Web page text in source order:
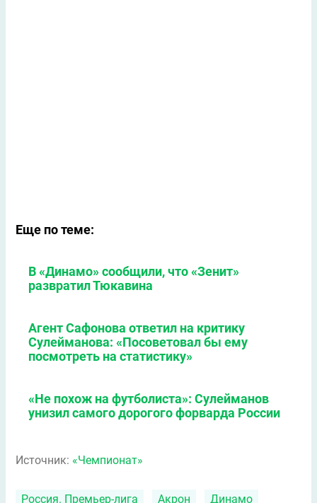
Еще по теме:
В «Динамо» сообщили, что «Зенит»
развратил Тюкавина
Агент Сафонова ответил на критику
Сулейманова: «Посоветовал бы ему
посмотреть на статистику»
«Не похож на футболиста»: Сулейманов
унизил самого дорогого форварда России
Источник: «Чемпионат»
Россия. Премьер-лига Акрон Динамо